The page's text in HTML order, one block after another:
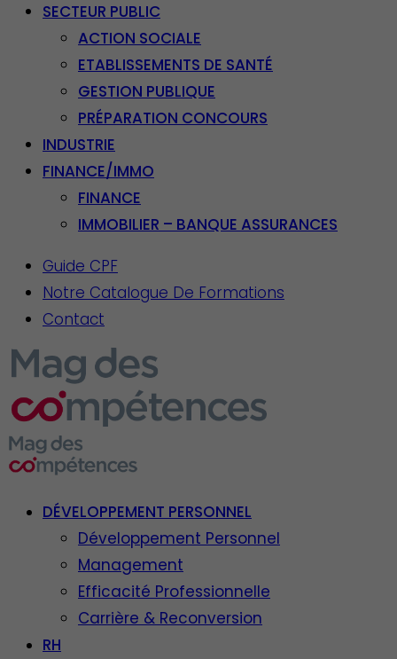
SECTEUR PUBLIC
ACTION SOCIALE
ETABLISSEMENTS DE SANTÉ
GESTION PUBLIQUE
PRÉPARATION CONCOURS
INDUSTRIE
FINANCE/IMMO
FINANCE
IMMOBILIER – BANQUE ASSURANCES
Guide CPF
Notre Catalogue De Formations
Contact
DÉVELOPPEMENT PERSONNEL
Développement Personnel
Management
Efficacité Professionnelle
Carrière & Reconversion
RH